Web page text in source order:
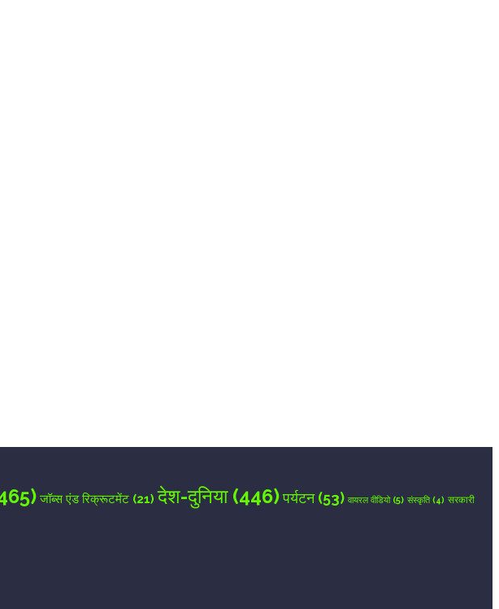
जॉब्स एंड रिक्रूटमेंट (21) देश-दुनिया(446)पर्यटन(53) वायरल वीडियो(5) संस्कृति(4) सरकारी